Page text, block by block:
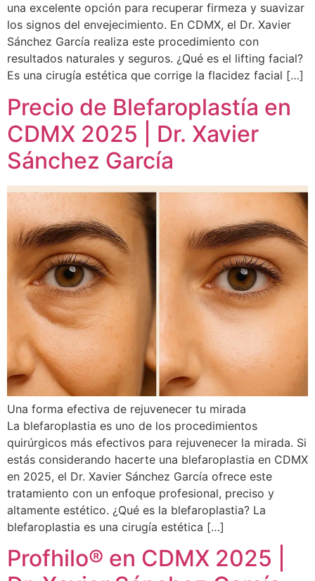
una excelente opción para recuperar firmeza y suavizar
los signos del envejecimiento. En CDMX, el Dr. Xavier
Sánchez García realiza este procedimiento con
resultados naturales y seguros. ¿Qué es el lifting facial?
Es una cirugía estética que corrige la flacidez facial […]
Precio de Blefaroplastía en
CDMX 2025 | Dr. Xavier
Sánchez García
Una forma efectiva de rejuvenecer tu mirada
La blefaroplastia es uno de los procedimientos
quirúrgicos más efectivos para rejuvenecer la mirada. Si
estás considerando hacerte una blefaroplastia en CDMX
en 2025, el Dr. Xavier Sánchez García ofrece este
tratamiento con un enfoque profesional, preciso y
altamente estético. ¿Qué es la blefaroplastia? La
blefaroplastia es una cirugía estética […]
Profhilo® en CDMX 2025 |